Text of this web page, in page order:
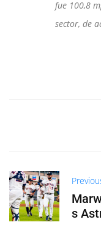
fue 100,8
sector, de
s